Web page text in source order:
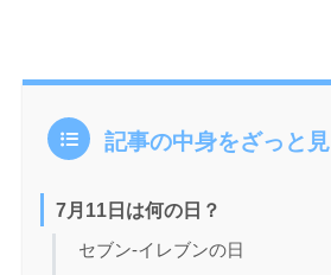
記事の中身をざっと見
7月11日は何の日？
セブン-イレブンの日